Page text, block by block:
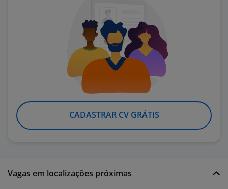
CADASTRAR CV GRÁTIS
Vagas em localizações próximas